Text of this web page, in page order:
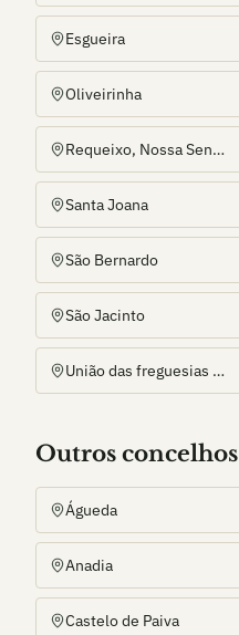
Esgueira
Oliveirinha
Requeixo, Nossa Senhora de Fátima e Nariz
Santa Joana
São Bernardo
São Jacinto
União das freguesias de Glória e Vera Cruz
Outros concelhos
Águeda
Anadia
Castelo de Paiva